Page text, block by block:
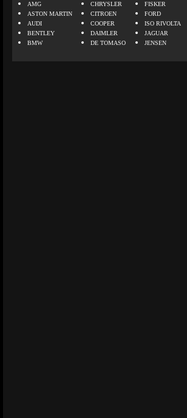
AMG
ASTON MARTIN
AUDI
BENTLEY
BMW
CHRYSLER
CITROEN
COOPER
DAIMLER
DE TOMASO
FISKER
FORD
ISO RIVOLTA
JAGUAR
JENSEN